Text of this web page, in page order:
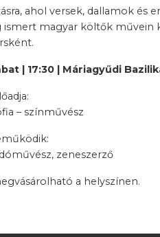
ahol versek, dallamok és
magyar költők
| 17:30 | Máriagyűdi
– színművész
zeneszerző
a helyszínen.